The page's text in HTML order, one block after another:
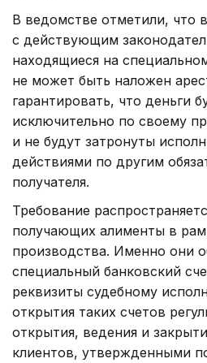
В ведомстве отметили, что
с действующим
находящиеся на
не может быть наложен
гарантировать, что деньги
исключительно по своему
и не будут затронуты
действиями по другим
получателя.
Требование
получающих алименты в
производства. Именно они
специальный банковский
реквизиты судебному
открытия таких счетов
открытия, ведения и
клиентов, утвержденными